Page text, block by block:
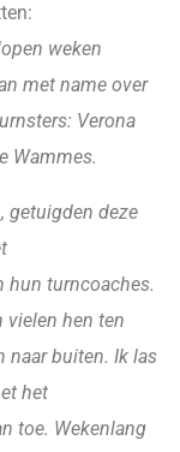
weken
met name over
Verona
Wammes.
getuigden deze
hun turncoaches.
vielen hen ten
naar buiten. Ik las
het
toe. Wekenlang